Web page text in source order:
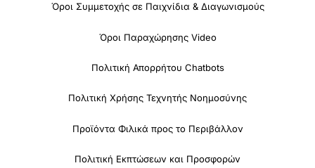
Όροι Συμμετοχής σε Παιχνίδια & Διαγωνισμούς
Όροι Παραχώρησης Video
Πολιτική Απορρήτου Chatbots
Πολιτική Χρήσης Τεχνητής Νοημοσύνης
Προϊόντα Φιλικά προς το Περιβάλλον
Πολιτική Εκπτώσεων και Προσφορών